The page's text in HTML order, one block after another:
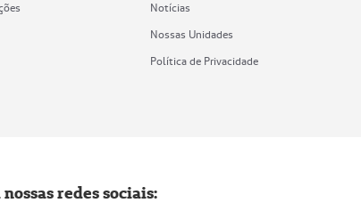
Notícias
Nossas Unidades
Política de Privacidade
nossas redes sociais: